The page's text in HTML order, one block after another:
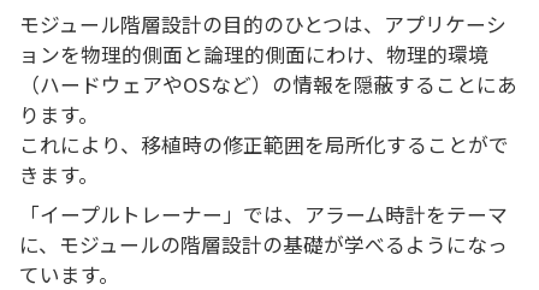
モジュール階層設計の目的のひとつは、アプリケーシ
ョンを物理的側面と論理的側面にわけ、物理的環境
（ハードウェアやOSなど）の情報を隠蔽することにあ
ります。
これにより、移植時の修正範囲を局所化することがで
きます。
「イープルトレーナー」では、アラーム時計をテーマ
に、モジュールの階層設計の基礎が学べるようになっ
ています。